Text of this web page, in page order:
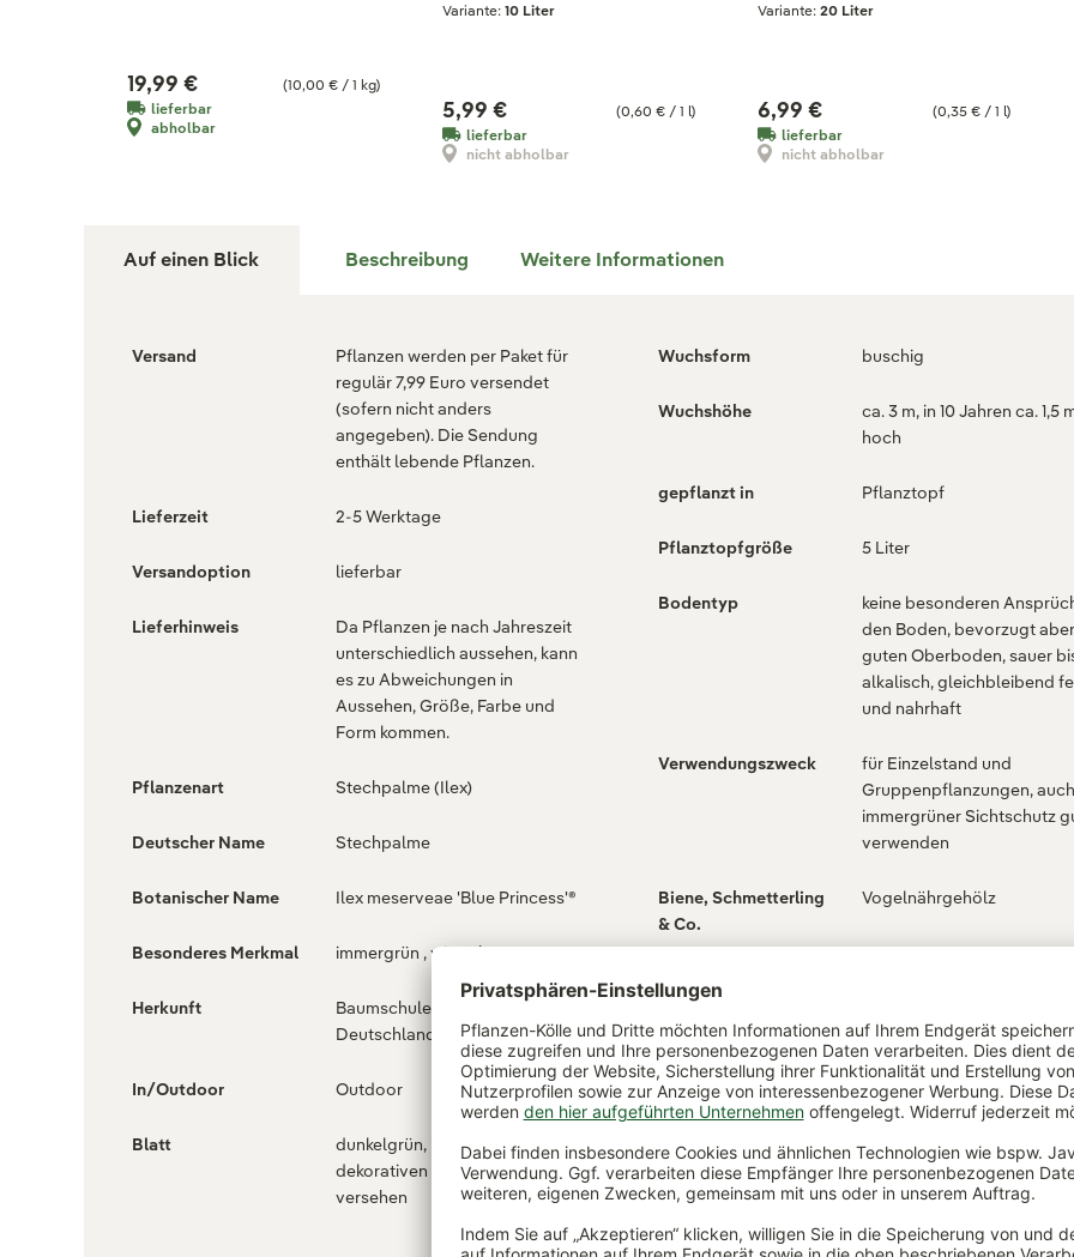
(10,00 € / 1 kg)
19,99 €
lieferbar
abholbar
Variante:10 Liter
(0,60 € / 1 l)
5,99 €
lieferbar
nicht abholbar
Variante:20 Liter
(0,35 € / 1 l)
6,99 €
lieferbar
nicht abholbar
Auf einen Blick Beschreibung Weitere Informationen
Versand
Pflanzen werden per Paket für
regulär 7,99 Euro versendet
(sofern nicht anders
angegeben). Die Sendung
enthält lebende Pflanzen.
Lieferzeit 2-5 Werktage
Versandoption lieferbar
Lieferhinweis
Da Pflanzen je nach Jahreszeit
unterschiedlich aussehen, kann
es zu Abweichungen in
Aussehen, Größe, Farbe und
Form kommen.
Pflanzenart Stechpalme (Ilex)
Deutscher Name Stechpalme
Botanischer Name Ilex meserveae 'Blue Princess'®
Besonderes Merkmal immergrün , winterhart
Herkunft
Baumschule Helmers ,
Deutschland
In/Outdoor Outdoor
Blatt
dunkelgrün, immergrün, mit
dekorativen Blattdornen
versehen
Wuchsform buschig
Wuchshöhe
ca. 3 m, in 10 Jahren ca. 1,5
hoch
gepflanzt in Pflanztopf
Pflanztopfgröße 5 Liter
Bodentyp
keine besonderen
den Boden, bevorzugt aber
guten Oberboden, sauer
alkalisch, gleichbleibend
und nahrhaft
Verwendungszweck
für Einzelstand und
Gruppenpflanzungen,
immergrüner Sichtschutz
verwenden
Biene, Schmetterling
& Co.
Vogelnährgehölz
Frucht
Giftigkeit mittel
Befruchter
männliche Sorten wie z. B.
Prince'® oder